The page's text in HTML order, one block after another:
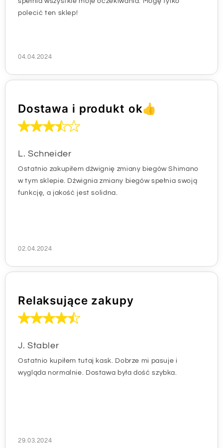
polecić ten sklep!
04.04.2024
Dostawa i produkt ok👍
L. Schneider
Ostatnio zakupiłem dźwignię zmiany biegów Shimano
w tym sklepie. Dźwignia zmiany biegów spełnia swoją
funkcję, a jakość jest solidna.
02.04.2024
Relaksujące zakupy
J. Stabler
Ostatnio kupiłem tutaj kask. Dobrze mi pasuje i
wygląda normalnie. Dostawa była dość szybka.
29.03.2024